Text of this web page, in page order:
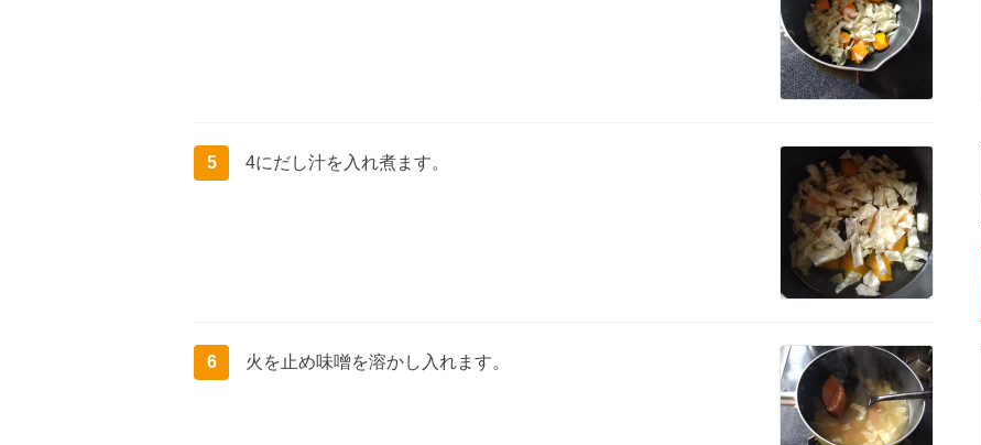
5 4にだし汁を入れ煮ます。
6 火を止め味噌を溶かし入れます。